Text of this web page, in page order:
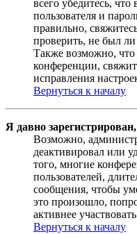
всего убедитесь,
пользователя и
правильно,
проверить, не был
Также возможно,
конференции,
исправления
Вернуться к началу
Я давно
Возможно,
деактивировал или
того, многие
пользователей,
сообщения, чтобы
это произошло,
активнее
Вернуться к началу